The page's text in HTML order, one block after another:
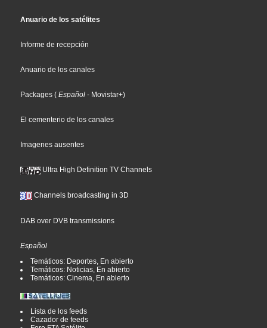
Anuario de los satélites
Informe de recepción
Anuario de los canales
Packages ( Español - Movistar+)
El cementerio de los canales
Imagenes ausentes
Ultra High Definition TV Channels
Channels broadcasting in 3D
DAB over DVB transmissions
Español
Temáticos: Deportes, En abierto
Temáticos: Noticias, En abierto
Temáticos: Cinema, En abierto
Lista de los feeds
Cazador de feeds